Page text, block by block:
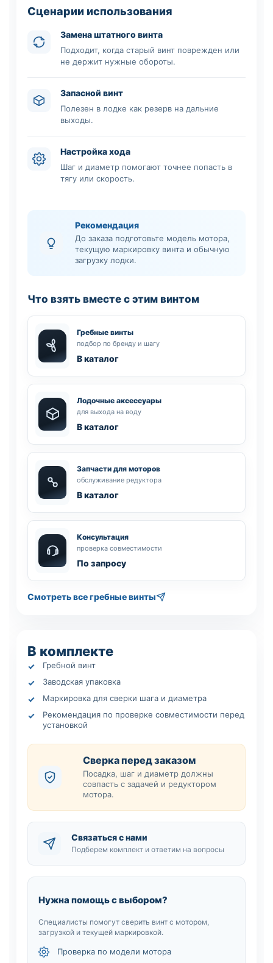
Сценарии использования
Замена штатного винта
Подходит, когда старый винт поврежден или
не держит нужные обороты.
Запасной винт
Полезен в лодке как резерв на дальние
выходы.
Настройка хода
Шаг и диаметр помогают точнее попасть в
тягу или скорость.
Рекомендация
До заказа подготовьте модель мотора,
текущую маркировку винта и обычную
загрузку лодки.
Что взять вместе с этим винтом
Гребные винты
подбор по бренду и шагу
В каталог
Лодочные аксессуары
для выхода на воду
В каталог
Запчасти для моторов
обслуживание редуктора
В каталог
Консультация
проверка совместимости
По запросу
Смотреть все гребные винты
В комплекте
Гребной винт
Заводская упаковка
Маркировка для сверки шага и диаметра
Рекомендация по проверке совместимости перед
установкой
Сверка перед заказом
Посадка, шаг и диаметр должны
совпасть с задачей и редуктором
мотора.
Связаться с нами
Подберем комплект и ответим на вопросы
Нужна помощь с выбором?
Специалисты помогут сверить винт с мотором,
загрузкой и текущей маркировкой.
Проверка по модели мотора